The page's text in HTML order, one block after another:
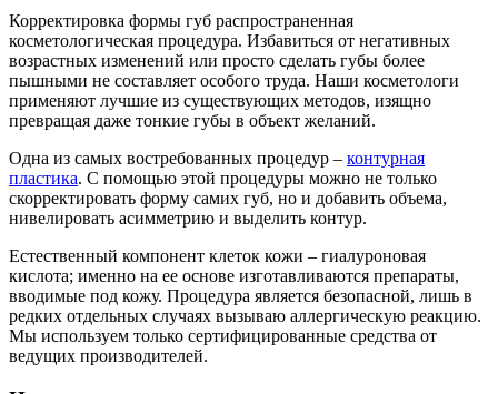
Корректировка формы губ распространенная
косметологическая процедура. Избавиться от негативных
возрастных изменений или просто сделать губы более
пышными не составляет особого труда. Наши косметологи
применяют лучшие из существующих методов, изящно
превращая даже тонкие губы в объект желаний.
Одна из самых востребованных процедур – контурная
пластика. С помощью этой процедуры можно не только
скорректировать форму самих губ, но и добавить объема,
нивелировать асимметрию и выделить контур.
Естественный компонент клеток кожи – гиалуроновая
кислота; именно на ее основе изготавливаются препараты,
вводимые под кожу. Процедура является безопасной, лишь в
редких отдельных случаях вызываю аллергическую реакцию.
Мы используем только сертифицированные средства от
ведущих производителей.